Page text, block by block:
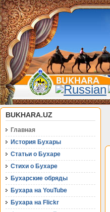
BUKHARA.UZ
Главная
История Бухары
Статьи о Бухаре
Стихи о Бухаре
Бухарские обряды
Бухара на YouTube
Бухара на Flickr